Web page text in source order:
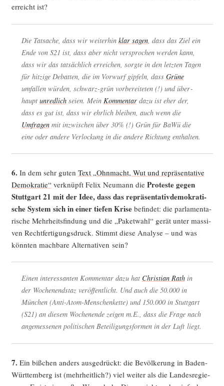
erreicht ist?
Die Tat­sa­che, dass wir wei­ter­hin klar sagen, dass das Ziel ein
Ende von S21 ist, dass aber nicht ver­spro­chen wer­den kann,
dass wir das tat­säch­lich errei­chen, sorg­te in den letz­ten Tagen
für hit­zi­ge Debat­ten, die im Vor­wurf gip­feln, dass Grü­ne
umfal­len wür­den, schwarz-grün vor­be­rei­te­ten (!) und über­
haupt unred­lichsei­en. Mein Kom­men­tardazu ist eher der,
dass es gut ist, dass wir ehr­lich blei­ben, auch wenn die
Umfra­genmit inzwi­schen über 30% (!) Grün für BaWü die
eine oder ande­re Ver­lo­ckung in die ande­re Rich­tung enthalten.
6. In dem sehr guten Text „Ohn­macht, Wut und reprä­sen­ta­ti­ve
Demo­kra­tie“ ver­knüpft Felix Neu­mann die Pro­tes­te gegen
Stutt­gart 21 mit der Idee, dass das reprä­sen­ta­tiv­de­mo­kra­ti­
sche Sys­tem sich in einer tie­fen Kri­sebefin­det: die par­la­men­ta­
ri­sche Mehr­heits­fin­dung und die „Paket­wahl“ gerät unter mas­si­
ven Recht­fer­ti­gungs­druck. Stimmt die­se Ana­ly­se – und was
könn­ten mach­ba­re Alter­na­ti­ven sein?
Einen inter­es­san­ten Kom­men­tar dazu hat Chris­ti­an Rathin
der Wochen­end­s­taz ver­öf­fent­licht. Und auch die 50.000 in
Mün­chen (Anti-Atom-Men­schen­ket­te) und 150.000 in Stutt­gart
(S21) an die­sem Wochen­en­de zei­gen m.E., dass die Fra­ge nach
ange­mes­se­nen poli­ti­schen Betei­li­gungs­for­men in der Luft liegt.
7. Ein biß­chen anders aus­ge­drückt: die Bevöl­ke­rung in Baden-
Würt­tem­berg ist (mehr­heit­lich?) viel wei­ter als die Lan­des­re­gie­